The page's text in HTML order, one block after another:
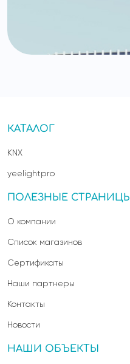
ПОЛЕЗНЫЕ СТРАНИЦЫ
О компании
Список магазинов
Сертификаты
Наши партнеры
Контакты
Новости
КАТАЛОГ
KNX
yeelightpro
НАШИ ОБЪЕКТЫ